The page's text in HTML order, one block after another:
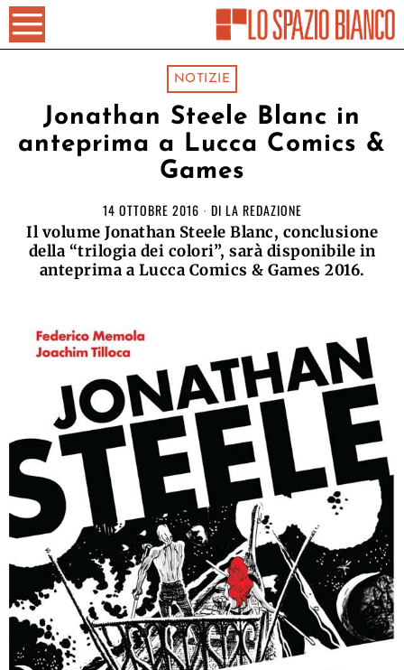
NOTIZIE
Jonathan Steele Blanc in
anteprima a Lucca Comics &
Games
14 OTTOBRE 2016 DI LA REDAZIONE
Il volume Jonathan Steele Blanc, conclusione
della “trilogia dei colori”, sarà disponibile in
anteprima a Lucca Comics & Games 2016.